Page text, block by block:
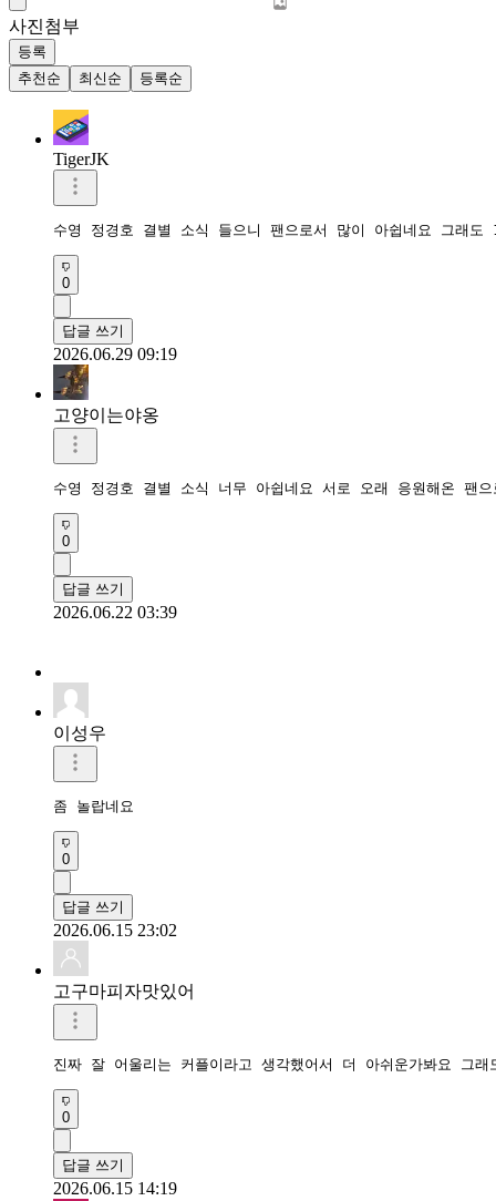
사진첨부
등록
추천순
최신순 등록순
TigerJK
수영 정경호 결별 소식 들으니 팬으로서 많이 아쉽네요 그래
0
답글 쓰기
2026.06.29 09:19
고양이는야옹
수영 정경호 결별 소식 너무 아쉽네요 서로 오래 응원해온
0
답글 쓰기
2026.06.22 03:39
이성우
좀 놀랍네요
0
답글 쓰기
2026.06.15 23:02
고구마피자맛있어
진짜 잘 어울리는 커플이라고 생각했어서 더 아쉬운가봐요 그
0
답글 쓰기
2026.06.15 14:19